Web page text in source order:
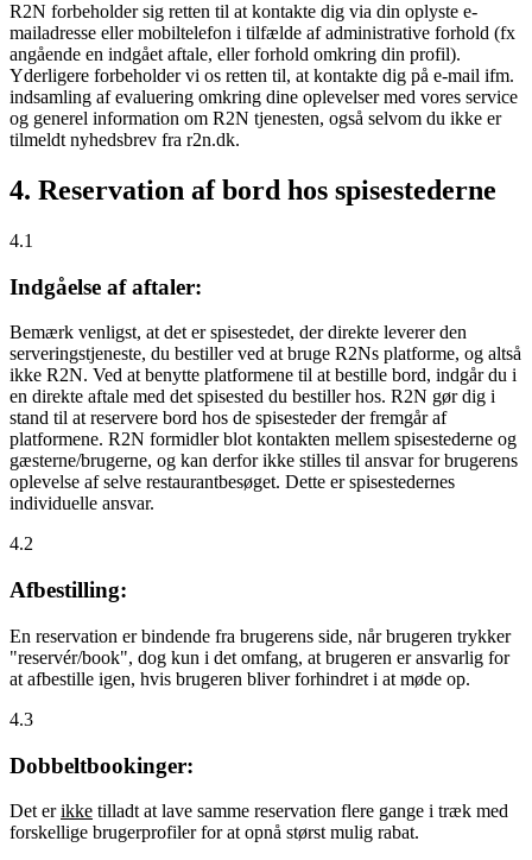
R2N forbeholder sig retten til at kontakte dig via din oplyste e-
mailadresse eller mobiltelefon i tilfælde af administrative forhold (fx
angående en indgået aftale, eller forhold omkring din profil).
Yderligere forbeholder vi os retten til, at kontakte dig på e-mail ifm.
indsamling af evaluering omkring dine oplevelser med vores service
og generel information om R2N tjenesten, også selvom du ikke er
tilmeldt nyhedsbrev fra r2n.dk.
4. Reservation af bord hos spisestederne
4.1
Indgåelse af aftaler:
Bemærk venligst, at det er spisestedet, der direkte leverer den
serveringstjeneste, du bestiller ved at bruge R2Ns platforme, og altså
ikke R2N. Ved at benytte platformene til at bestille bord, indgår du i
en direkte aftale med det spisested du bestiller hos. R2N gør dig i
stand til at reservere bord hos de spisesteder der fremgår af
platformene. R2N formidler blot kontakten mellem spisestederne og
gæsterne/brugerne, og kan derfor ikke stilles til ansvar for brugerens
oplevelse af selve restaurantbesøget. Dette er spisestedernes
individuelle ansvar.
4.2
Afbestilling:
En reservation er bindende fra brugerens side, når brugeren trykker
"reservér/book", dog kun i det omfang, at brugeren er ansvarlig for
at afbestille igen, hvis brugeren bliver forhindret i at møde op.
4.3
Dobbeltbookinger:
Det erikke tilladt at lave samme reservation flere gange i træk med
forskellige brugerprofiler for at opnå størst mulig rabat.